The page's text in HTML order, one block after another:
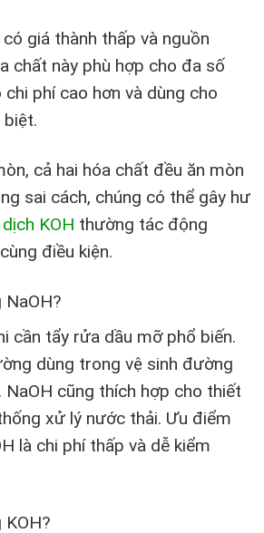
giá thành thấp và nguồn
chất này phù hợp cho đa số
chi phí cao hơn và dùng cho
biệt.
cả hai hóa chất đều ăn mòn
sai cách, chúng có thể gây hư
KOH thường tác động
điều kiện.
NaOH?
cần tẩy rửa dầu mỡ phổ biến.
dùng trong vệ sinh đường
NaOH cũng thích hợp cho thiết
xử lý nước thải. Ưu điểm
là chi phí thấp và dễ kiểm
KOH?